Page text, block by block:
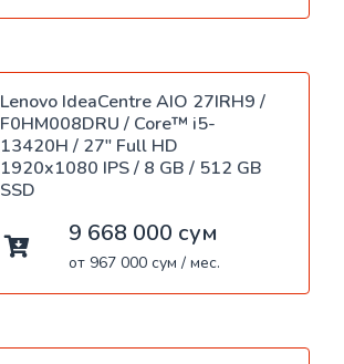
Lenovo IdeaCentre AIO 27IRH9 /
F0HM008DRU / Core™ i5-
13420H / 27" Full HD
1920x1080 IPS / 8 GB / 512 GB
SSD
9 668 000 сум
от 967 000 сум / мес.